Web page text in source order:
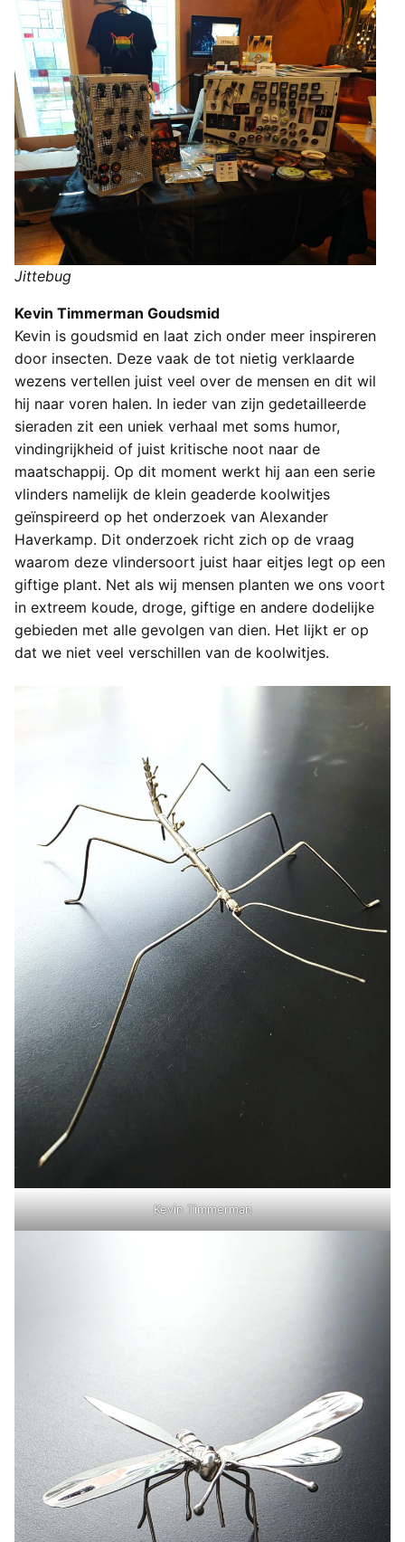
Jittebug
Kevin Timmerman Goudsmid
Kevin is goudsmid en laat zich onder meer inspireren
door insecten. Deze vaak de tot nietig verklaarde
wezens vertellen juist veel over de mensen en dit wil
hij naar voren halen. In ieder van zijn gedetailleerde
sieraden zit een uniek verhaal met soms humor,
vindingrijkheid of juist kritische noot naar de
maatschappij. Op dit moment werkt hij aan een serie
vlinders namelijk de klein geaderde koolwitjes
geïnspireerd op het onderzoek van Alexander
Haverkamp. Dit onderzoek richt zich op de vraag
waarom deze vlindersoort juist haar eitjes legt op een
giftige plant. Net als wij mensen planten we ons voort
in extreem koude, droge, giftige en andere dodelijke
gebieden met alle gevolgen van dien. Het lijkt er op
dat we niet veel verschillen van de koolwitjes.
Kevin Timmerman